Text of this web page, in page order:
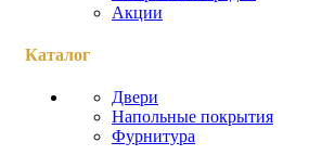
Акции
Каталог
Двери
Напольные покрытия
Фурнитура